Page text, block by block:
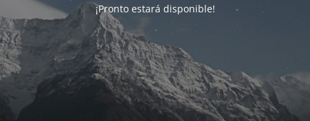
¡Pronto estará disponible!